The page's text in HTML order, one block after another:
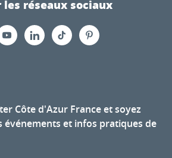
les réseaux sociaux
Côte d'Azur France et soyez
événements et infos pratiques de